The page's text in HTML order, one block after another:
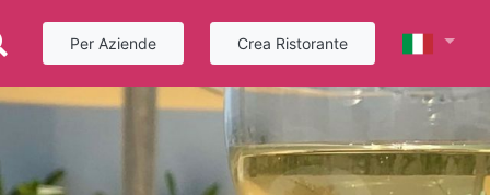
Per Aziende Crea Ristorante